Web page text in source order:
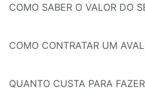
COMO SABER O VALOR DO
COMO CONTRATAR UM
QUANTO CUSTA PARA